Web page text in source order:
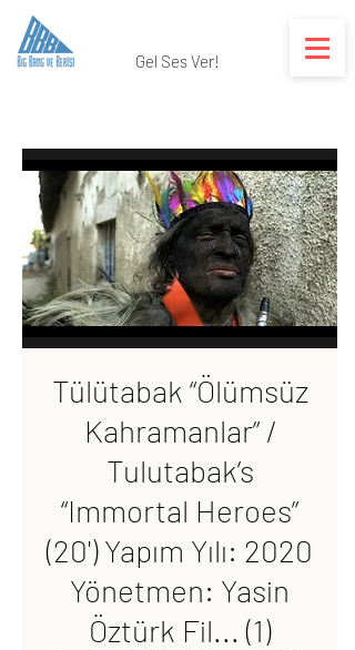
Gel Ses Ver!
Tülütabak “Ölümsüz
Kahramanlar” /
Tulutabak’s
“Immortal Heroes”
(20') Yapım Yılı: 2020
Yönetmen: Yasin
Öztürk Fil... (1)